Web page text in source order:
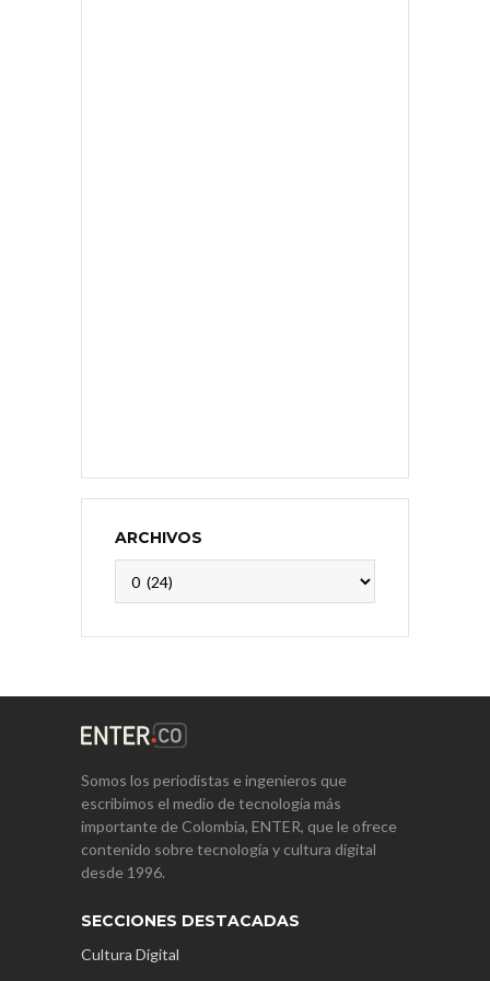
ARCHIVOS
Somos los periodistas e ingenieros que
escribimos el medio de tecnología más
importante de Colombia, ENTER, que le ofrece
contenido sobre tecnología y cultura digital
desde 1996.
SECCIONES DESTACADAS
Cultura Digital